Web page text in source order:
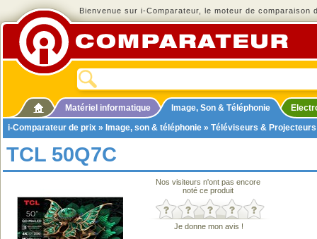
Bienvenue sur i-Comparateur, le moteur de comparaison
Matériel informatique Image, Son & Téléphonie
i-Comparateur de prix » Image, son & téléphonie » Téléviseurs & Projecteurs
TCL 50Q7C
Nos visiteurs n'ont pas encore
noté ce produit
Je donne mon avis !